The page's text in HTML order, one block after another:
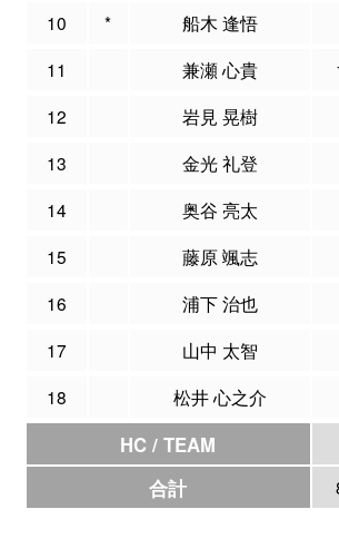
10 * 船木 逢悟
11
兼瀬 心貴
12
岩見 晃樹
13
金光 礼登
14
奥谷 亮太
15
藤原 颯志
16
浦下 治也
17
山中 太智
18
松井 心之介
HC / TEAM
合計